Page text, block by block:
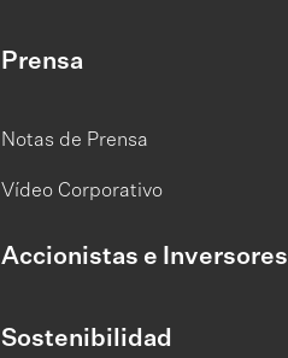
Prensa
Notas de Prensa
Vídeo Corporativo
Accionistas e Inversores
Sostenibilidad